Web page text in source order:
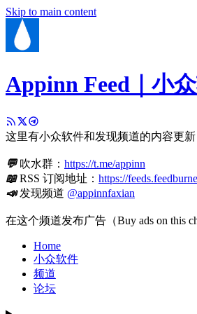
Skip to main content
Appinn Feed｜小
这里有小众软件和发现频道的内容更
💬吹水群： https://t.me/appinn
📖RSS 订阅地址： https://
📣发现频道 @appinnfaxian
在这个频道发布广告（Buy ads on this
Home
小众软件
频道
论坛